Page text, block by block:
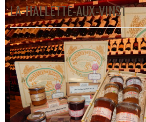
LA-HALLETTE-AUX-VINS1